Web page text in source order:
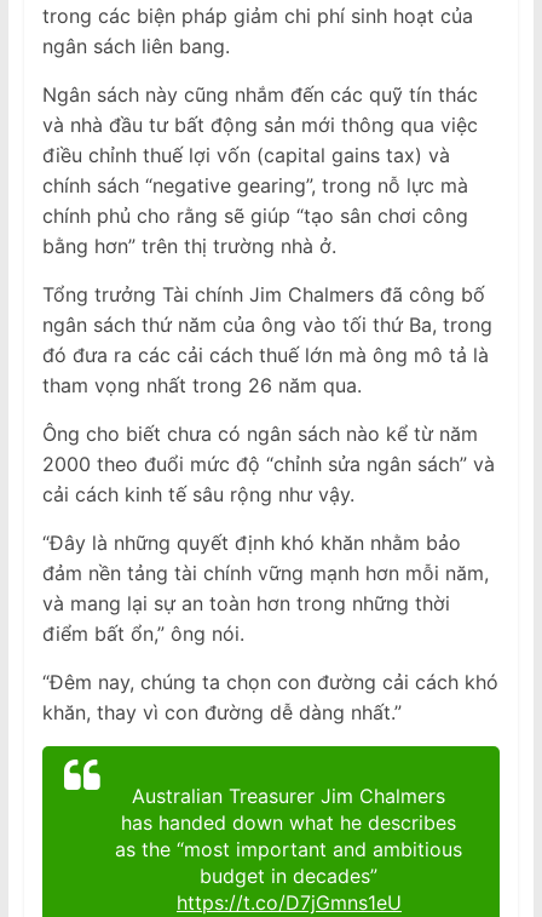
trong các biện pháp giảm chi phí sinh hoạt của
ngân sách liên bang.
Ngân sách này cũng nhắm đến các quỹ tín thác
và nhà đầu tư bất động sản mới thông qua việc
điều chỉnh thuế lợi vốn (capital gains tax) và
chính sách “negative gearing”, trong nỗ lực mà
chính phủ cho rằng sẽ giúp “tạo sân chơi công
bằng hơn” trên thị trường nhà ở.
Tổng trưởng Tài chính Jim Chalmers đã công bố
ngân sách thứ năm của ông vào tối thứ Ba, trong
đó đưa ra các cải cách thuế lớn mà ông mô tả là
tham vọng nhất trong 26 năm qua.
Ông cho biết chưa có ngân sách nào kể từ năm
2000 theo đuổi mức độ “chỉnh sửa ngân sách” và
cải cách kinh tế sâu rộng như vậy.
“Đây là những quyết định khó khăn nhằm bảo
đảm nền tảng tài chính vững mạnh hơn mỗi năm,
và mang lại sự an toàn hơn trong những thời
điểm bất ổn,” ông nói.
“Đêm nay, chúng ta chọn con đường cải cách khó
khăn, thay vì con đường dễ dàng nhất.”
Australian Treasurer Jim Chalmers
has handed down what he describes
as the “most important and ambitious
budget in decades”
https://t.co/D7jGmns1eU